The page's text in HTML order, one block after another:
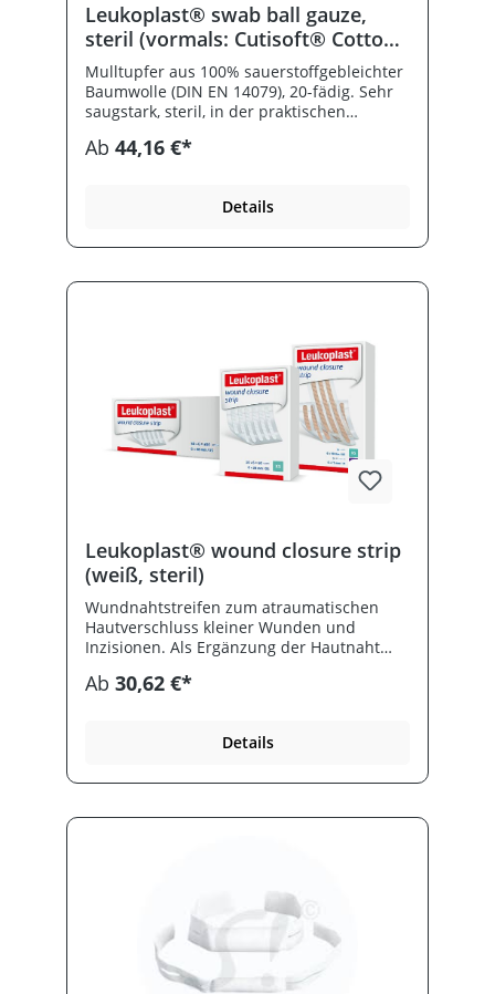
Leukoplast® swab ball gauze,
steril (vormals: Cutisoft® Cotton
Tupfer steril)
Mulltupfer aus 100% sauerstoffgebleichter
Baumwolle (DIN EN 14079), 20-fädig. Sehr
saugstark, steril, in der praktischen
früher Cutisoft® Cotton Tupfer steril.
Ab 44,16 €*
Details
Leukoplast® wound closure strip
(weiß, steril)
Wundnahtstreifen zum atraumatischen
Hautverschluss kleiner Wunden und
Inzisionen. Als Ergänzung der Hautnaht
transparente Applikationskarte.
Ab 30,62 €*
Details